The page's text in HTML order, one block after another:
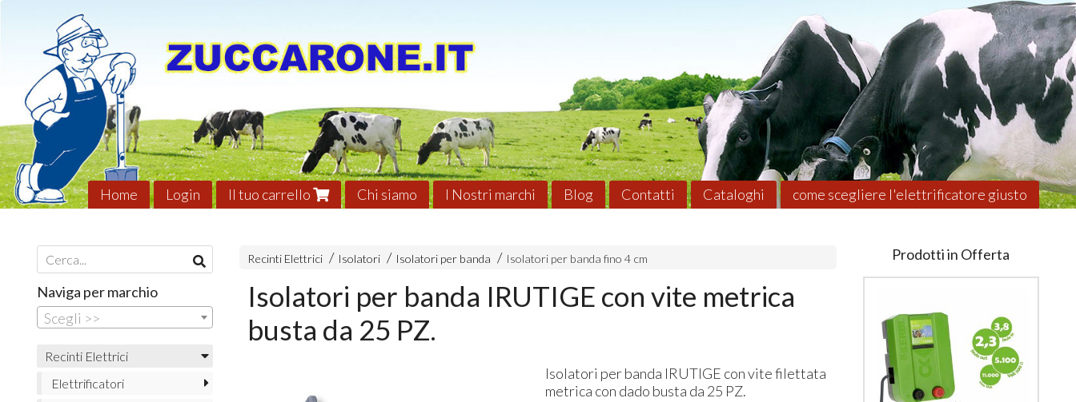
Home Login Il tuo carrello Chi siamo I Nostri marchi Blog Contatti Cataloghi come scegliere l'elettrificatore giusto
Recinti Elettrici Isolatori Isolatori per banda Isolatori per banda fino 4 cm
Isolatori per banda IRUTIGE con vite metrica
busta da 25 PZ.
Isolatori per banda IRUTIGE con vite filettata
metrica con dado busta da 25 PZ.
Naviga per marchio
Scegli >>
Recinti Elettrici
Elettrificatori
Prodotti in Offerta